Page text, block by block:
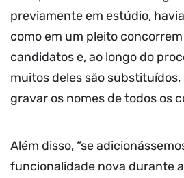
previamente em estúdio,
como em um pleito
candidatos e, ao longo do
muitos deles são substituídos,
gravar os nomes de todos os
Além disso, “se
funcionalidade nova durante